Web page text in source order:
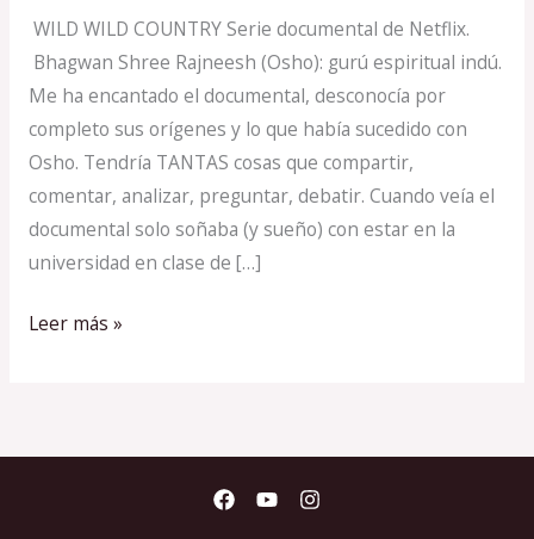
WILD WILD COUNTRY Serie documental de Netflix.
Bhagwan Shree Rajneesh (Osho): gurú espiritual indú.
Me ha encantado el documental, desconocía por
completo sus orígenes y lo que había sucedido con
Osho. Tendría TANTAS cosas que compartir,
comentar, analizar, preguntar, debatir. Cuando veía el
documental solo soñaba (y sueño) con estar en la
universidad en clase de […]
Leer más »